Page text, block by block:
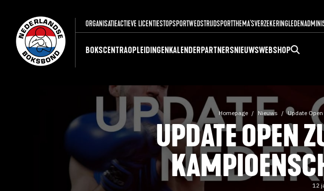
ORGANISATIEACTIEVE LICENTIESTOPSPORTWEDSTRIJDSPORTTHEMA'SVERZEKERING
BOKSCENTRAOPLEIDINGENKALENDERPARTNERSNIEUWSWEBSHOP
Homepage Nieuws Update
UPDATE OPEN
12